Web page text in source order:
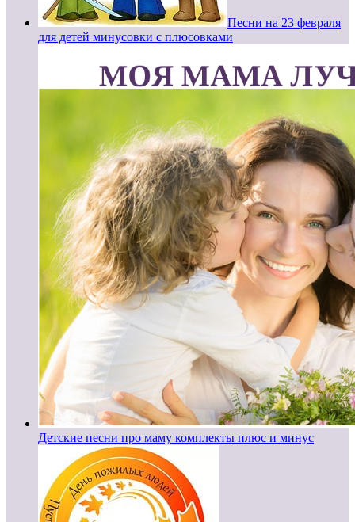
Песни на 23 февраля
для детей минусовки с плюсовками
Детские песни про маму комплекты плюс и минус